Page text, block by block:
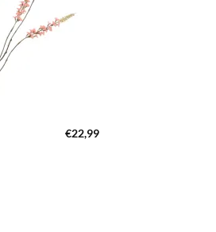
€22,99